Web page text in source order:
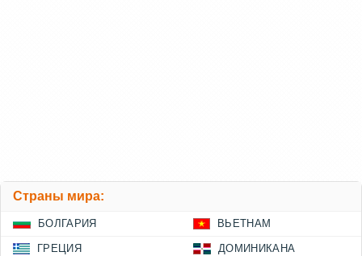
Страны мира:
БОЛГАРИЯ ВЬЕТНАМ
ГРЕЦИЯ ДОМИНИКАНА